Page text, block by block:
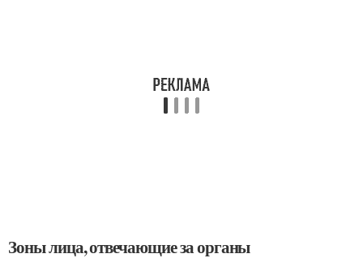
Зоны лица, отвечающие за органы